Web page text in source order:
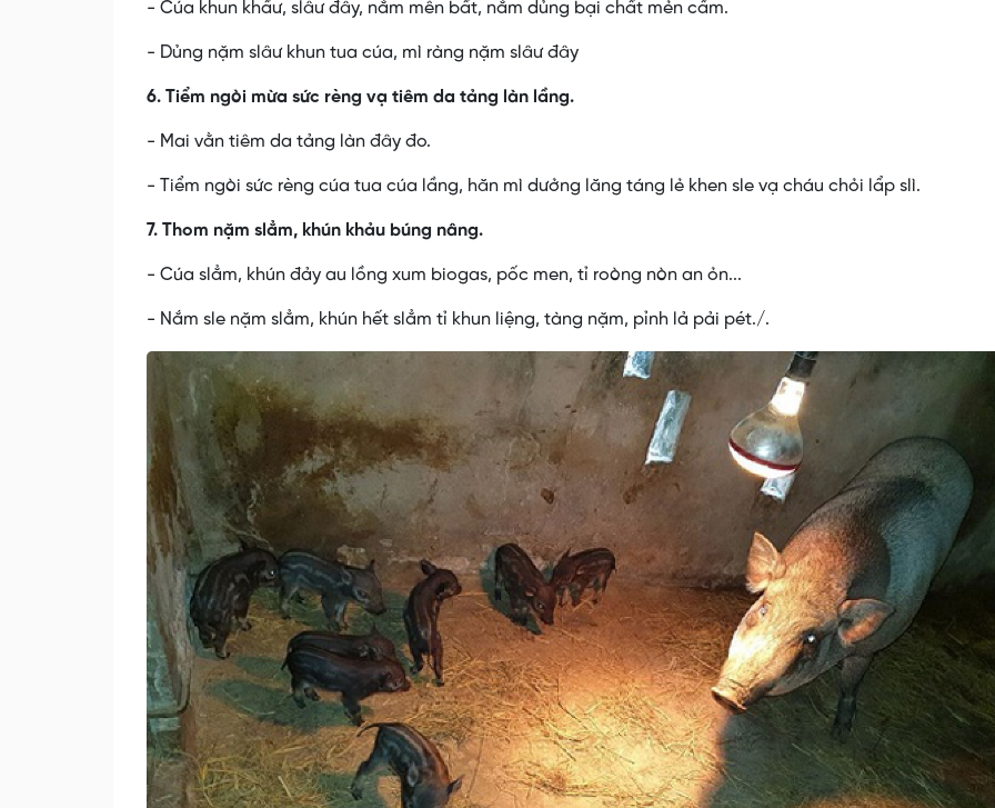
- Cúa khun khấư, slâư đây, nắm mên bất, nắm dủng bại chất mẻn cẩm.
- Dủng nặm slâư khun tua cúa, mì ràng nặm slâư đây
6. Tiểm ngòi mừa sức rèng vạ tiêm da tảng làn lầng.
- Mai vằn tiêm da tảng làn đây đo.
- Tiểm ngòi sức rèng cúa tua cúa lầng, hăn mì dưởng lăng táng lẻ khen sle vạ cháu chỏi lẩp slì.
7. Thom nặm slẳm, khún khảu búng nâng.
- Cúa slẳm, khún đảy au lồng xum biogas, pốc men, tỉ roòng nòn an ỏn...
- Nắm sle nặm slẳm, khún hết slẳm tỉ khun liệng, tàng nặm, pỉnh lả pải pét./.